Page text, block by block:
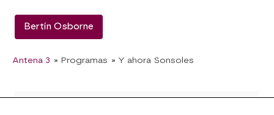
Bertín Osborne
Antena 3 » Programas » Y ahora Sonsoles